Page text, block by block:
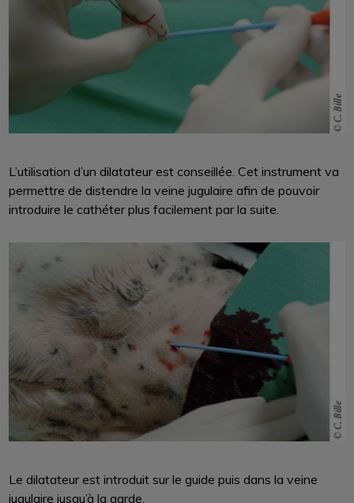
L’utilisation d’un dilatateur est conseillée. Cet instrument va
permettre de distendre la veine jugulaire afin de pouvoir
introduire le cathéter plus facilement par la suite.
Le dilatateur est introduit sur le guide puis dans la veine
jugulaire jusqu’à la garde.